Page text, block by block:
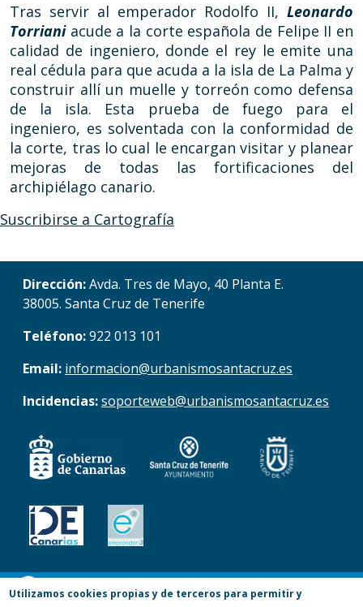
Tras servir al emperador Rodolfo II, Leonardo
Torriani acude a la corte española de Felipe II en
calidad de ingeniero, donde el rey le emite una
real cédula para que acuda a la isla de La Palma y
construir allí un muelle y torreón como defensa
de la isla. Esta prueba de fuego para el
ingeniero, es solventada con la conformidad de
la corte, tras lo cual le encargan visitar y planear
mejoras de todas las fortificaciones del
archipiélago canario.
Suscribirse a Cartografía
Dirección:Avda. Tres de Mayo, 40 Planta E.
38005. Santa Cruz de Tenerife
Teléfono:922 013 101
Email: informacion@urbanismosantacruz.es
Incidencias:soporteweb@urbanismosantacruz.es
© Copyright 2017. Todos los derechos
Utilizamos cookies propias y de terceros para permitir y